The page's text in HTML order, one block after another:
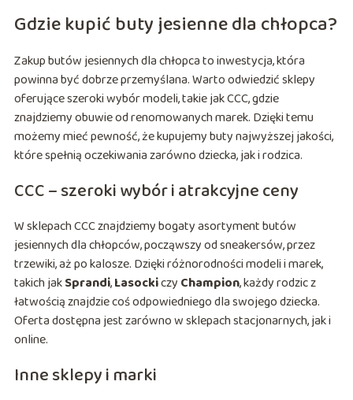
Gdzie kupić buty jesienne dla chłopca?
Zakup butów jesiennych dla chłopca to inwestycja, która
powinna być dobrze przemyślana. Warto odwiedzić sklepy
oferujące szeroki wybór modeli, takie jak CCC, gdzie
znajdziemy obuwie od renomowanych marek. Dzięki temu
możemy mieć pewność, że kupujemy buty najwyższej jakości,
które spełnią oczekiwania zarówno dziecka, jak i rodzica.
CCC – szeroki wybór i atrakcyjne ceny
W sklepach CCC znajdziemy bogaty asortyment butów
jesiennych dla chłopców, począwszy od sneakersów, przez
trzewiki, aż po kalosze. Dzięki różnorodności modeli i marek,
takich jakSprandi,Lasockiczy Champion, każdy rodzic z
łatwością znajdzie coś odpowiedniego dla swojego dziecka.
Oferta dostępna jest zarówno w sklepach stacjonarnych, jak i
online.
Inne sklepy i marki